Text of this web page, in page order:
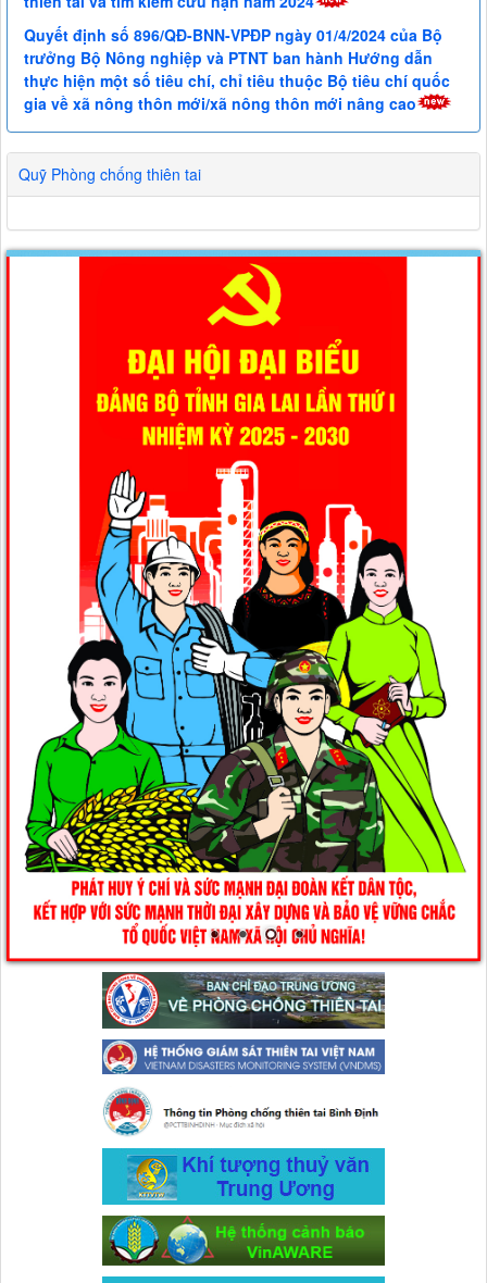
Quyết định số 896/QĐ-BNN-VPĐP ngày 01/4/2024 của Bộ
trưởng Bộ Nông nghiệp và PTNT ban hành Hướng dẫn
thực hiện một số tiêu chí, chỉ tiêu thuộc Bộ tiêu chí quốc
gia về xã nông thôn mới/xã nông thôn mới nâng cao
Quỹ Phòng chống thiên tai